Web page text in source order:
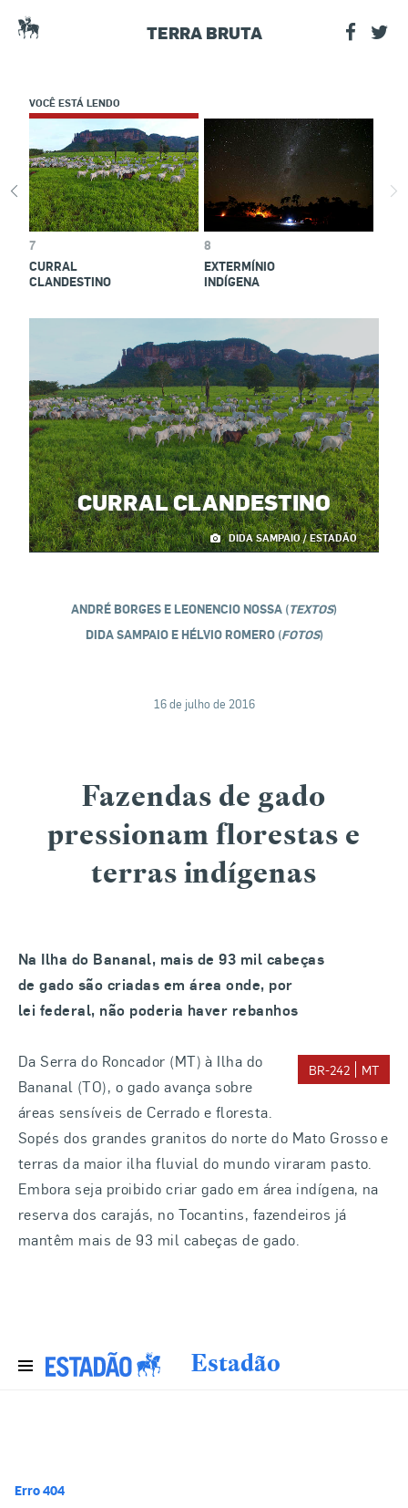
Estadão TERRA BRUTA
VOCÊ ESTÁ LENDO
7
CURRAL
CLANDESTINO
8
EXTERMÍNIO
INDÍGENA
CURRAL CLANDESTINO
DIDA SAMPAIO / ESTADÃO
ANDRÉ BORGES E LEONENCIO NOSSA (TEXTOS)
DIDA SAMPAIO E HÉLVIO ROMERO (FOTOS)
16 de julho de 2016
Fazendas de gado
pressionam florestas e
terras indígenas
Na Ilha do Bananal, mais de 93 mil cabeças
de gado são criadas em área onde, por
lei federal, não poderia haver rebanhos
BR-242 MT
Da Serra do Roncador (MT) à Ilha do
Bananal (TO), o gado avança sobre
áreas sensíveis de Cerrado e floresta.
Sopés dos grandes granitos do norte do Mato Grosso e
terras da maior ilha fluvial do mundo viraram pasto.
Embora seja proibido criar gado em área indígena, na
reserva dos carajás, no Tocantins, fazendeiros já
mantêm mais de 93 mil cabeças de gado.